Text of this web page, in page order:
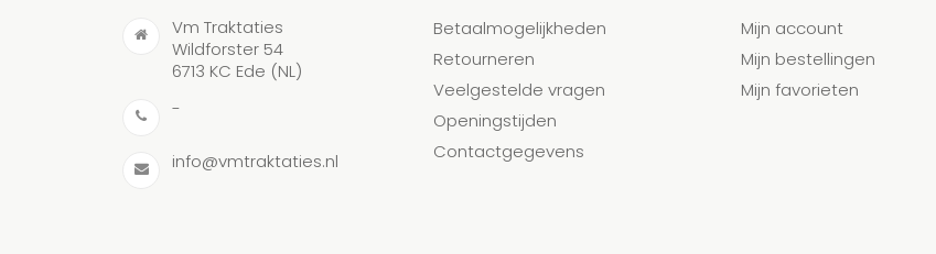
Vm Traktaties
Wildforster 54
6713 KC Ede (NL)
-
info@vmtraktaties.nl
Betaalmogelijkheden
Retourneren
Veelgestelde vragen
Openingstijden
Contactgegevens
Mijn account
Mijn bestellingen
Mijn favorieten